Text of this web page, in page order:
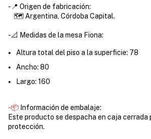
-📍 Origen de fabricación:
🗺️ Argentina, Córdoba Capital.
-📐 Medidas de la mesa Fiona:
Altura total del piso a la superficie: 78
Ancho: 80
Largo: 160
-📦 Información de embalaje:
Este producto se despacha en caja cerrada
protección.